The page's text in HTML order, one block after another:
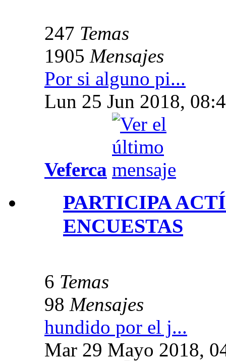
247 Temas
1905 Mensajes
Por si alguno pi...
Lun 25 Jun 2018,
Veferca
PARTICIPA
ENCUESTAS
6 Temas
98 Mensajes
hundido por el j...
Mar 29 Mayo 2018,